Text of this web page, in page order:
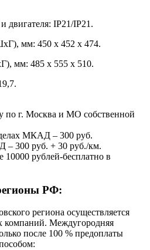
двигателя: IP21/IP21.
мм: 450 х 452 х 474.
мм: 485 х 555 х 510.
по г. Москва и МО собственной
МКАД – 300 руб.
– 300 руб. + 30 руб./км.
рублей-бесплатно в
РФ:
региона осуществляется
компаний. Междугородняя
после 100 % предоплаты